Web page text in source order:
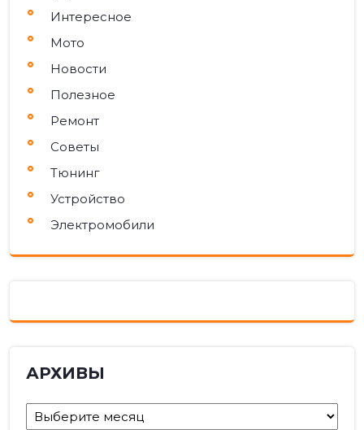
Интересное
Мото
Новости
Полезное
Ремонт
Советы
Тюнинг
Устройство
Электромобили
АРХИВЫ
Архивы